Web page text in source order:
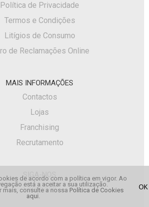
Política de Privacidade
Termos e Condições
Litígios de Consumo
de Reclamações Online
MAIS INFORMAÇÕES
Contactos
Lojas
Franchising
Recrutamento
SIGA-NOS
Facebook
de acordo com a política em vigor. Ao
está a aceitar a sua utilização.
mais, consulte a nossa Política de Cookies
aqui.